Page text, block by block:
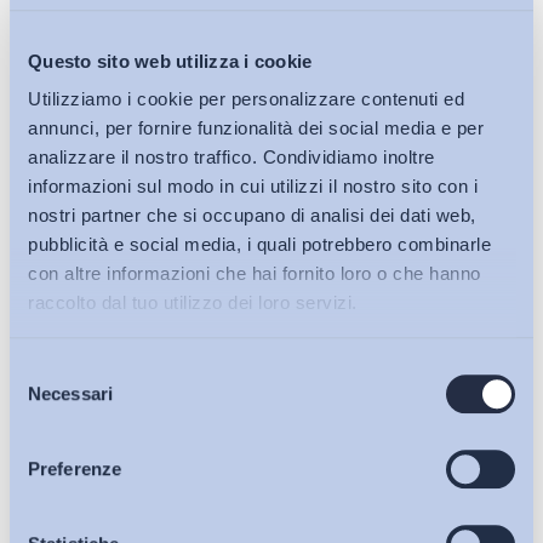
Questo sito web utilizza i cookie
Utilizziamo i cookie per personalizzare contenuti ed
annunci, per fornire funzionalità dei social media e per
analizzare il nostro traffico. Condividiamo inoltre
informazioni sul modo in cui utilizzi il nostro sito con i
nostri partner che si occupano di analisi dei dati web,
pubblicità e social media, i quali potrebbero combinarle
con altre informazioni che hai fornito loro o che hanno
raccolto dal tuo utilizzo dei loro servizi.
delNecessari
Preferenze
Bollettini ADAPT
Articoli
in capo alle aziende utilizzatrici.
Essi avrebbero lo scopo di contenerne l’eccessivo ricorso da
parte delle imprese. Ma questa è una preoccupazione
infondata, poiché la parità di trattamento economico tra il
lavoratore assunto direttamente dall’impresa e quello
somministrato, cui va ad aggiungersi il margine commerciale
applicato dall’agenzia, rappresenta un fattore di
autoregolamentazione dell’istituto tale da evitare gli abusi,
Le parti sociali lombarde, dietro auspicabile istanza
della Regione, procedano dunque rapidamente a
riunirsi per mettere in campo un innovativo accordo
del lavoro, capace di trasformare in buoni posti di lavoro